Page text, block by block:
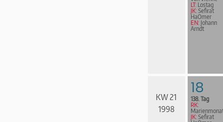
LT: Lostag
JK: Sefirat
HaOmer
EN: Johann
Arndt
KW 21
1998
18
138. Tag
RK:
JK: Sefirat